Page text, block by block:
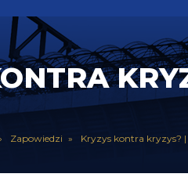
Zapowiedzi Kryzys kontra kryzys?